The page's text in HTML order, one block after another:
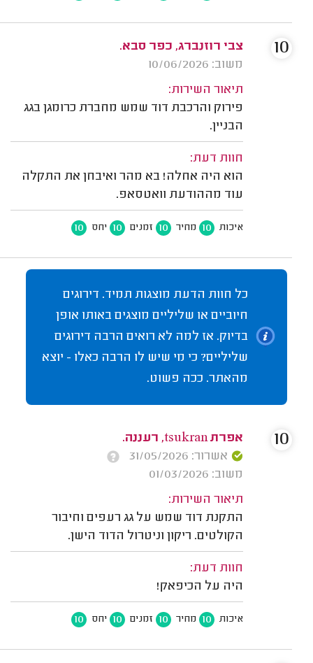
צבי רוזנברג, כפר סבא.
משוב: 10/06/2026
תיאור השירות:
פירוק והרכבת דוד שמש מחברת כרומגן בגג
הבניין.
חוות דעת:
הוא היה אחלה! בא מהר ואיבחן את התקלה
עוד מההודעת וואטסאפ.
איכות 10 מחיר 10 זמנים 10 יחס 10
10
כל חוות הדעת מוצגות תמיד. דירוגים
חיוביים או שליליים מוצגים באותו אופן
בדיוק. אז למה לא רואים הרבה דירוגים
שליליים? כי מי שיש לו הרבה כאלו - יוצא
מהאתר. ככה פשוט.
אפרת tsukran, רעננה.
אשרור: 31/05/2026
משוב: 01/03/2026
תיאור השירות:
התקנת דוד שמש על גג רעפים וחיבור
הקולטים. ריקון וניטרול הדוד הישן.
חוות דעת:
היה על הכיפאק!
איכות 10 מחיר 10 זמנים 10 יחס 10
10